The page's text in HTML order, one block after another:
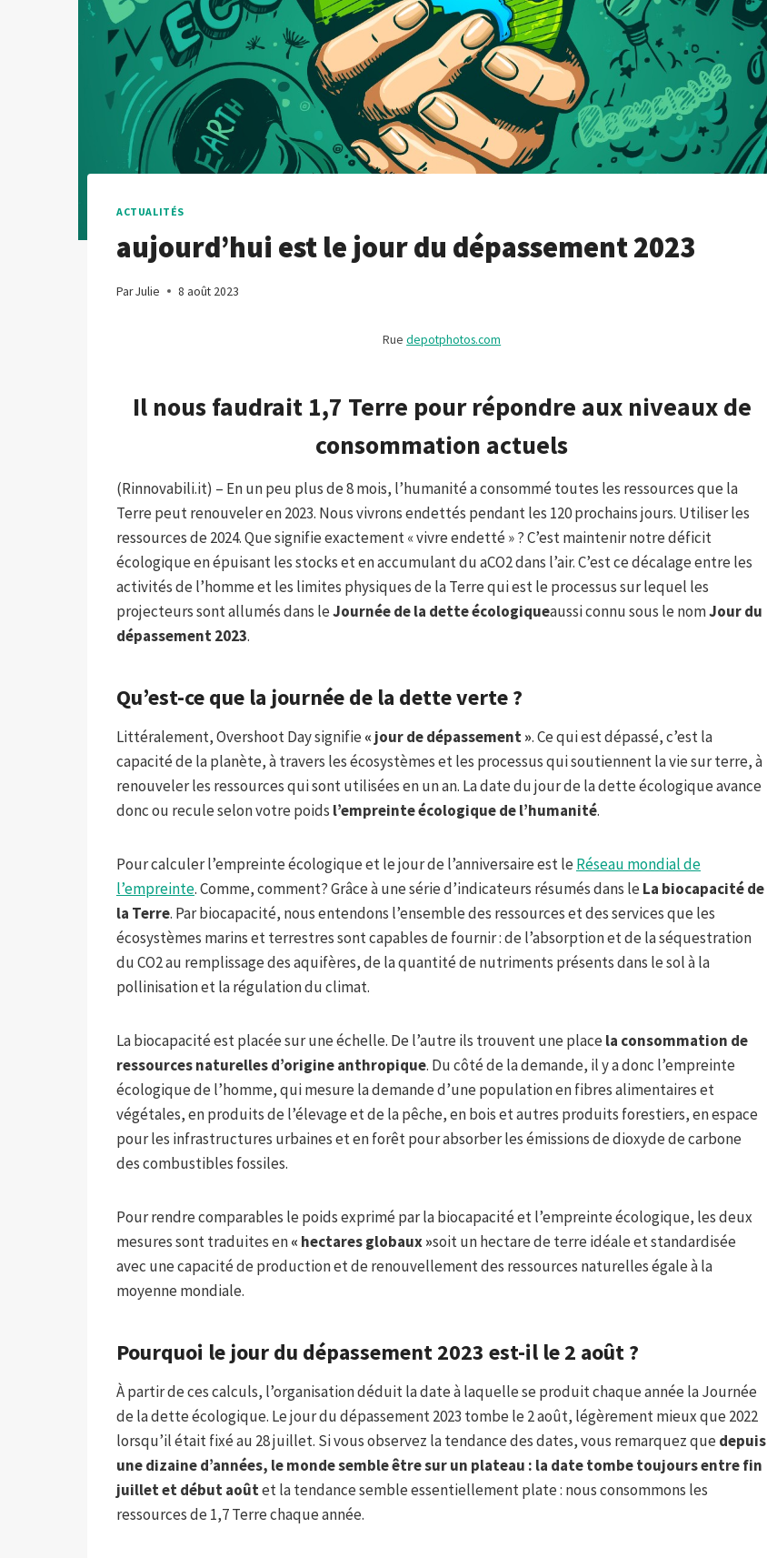
ACTUALITÉS
aujourd’hui est le jour du dépassement 2023
ParJulie 8 août 2023
Ruedepotphotos.com
Il nous faudrait 1,7 Terre pour répondre aux niveaux de
consommation actuels
(Rinnovabili.it) – En un peu plus de 8 mois, l’humanité a consommé toutes les ressources que la
Terre peut renouveler en 2023. Nous vivrons endettés pendant les 120 prochains jours. Utiliser les
ressources de 2024. Que signifie exactement « vivre endetté » ? C’est maintenir notre déficit
écologique en épuisant les stocks et en accumulant du aCO2 dans l’air. C’est ce décalage entre les
activités de l’homme et les limites physiques de la Terre qui est le processus sur lequel les
projecteurs sont allumés dans leJournée de la dette écologiqueaussi connu sous le nomJour du
dépassement 2023.
Qu’est-ce que la journée de la dette verte ?
Littéralement, Overshoot Day signifie « jour de dépassement ». Ce qui est dépassé, c’est la
capacité de la planète, à travers les écosystèmes et les processus qui soutiennent la vie sur terre, à
renouveler les ressources qui sont utilisées en un an. La date du jour de la dette écologique avance
donc ou recule selon votre poids l’empreinte écologique de l’humanité.
Pour calculer l’empreinte écologique et le jour de l’anniversaire est le Réseau mondial de
l’empreinte. Comme, comment? Grâce à une série d’indicateurs résumés dans le La biocapacité de
la Terre. Par biocapacité, nous entendons l’ensemble des ressources et des services que les
écosystèmes marins et terrestres sont capables de fournir : de l’absorption et de la séquestration
du CO2 au remplissage des aquifères, de la quantité de nutriments présents dans le sol à la
pollinisation et la régulation du climat.
La biocapacité est placée sur une échelle. De l’autre ils trouvent une place la consommation de
ressources naturelles d’origine anthropique. Du côté de la demande, il y a donc l’empreinte
écologique de l’homme, qui mesure la demande d’une population en fibres alimentaires et
végétales, en produits de l’élevage et de la pêche, en bois et autres produits forestiers, en espace
pour les infrastructures urbaines et en forêt pour absorber les émissions de dioxyde de carbone
des combustibles fossiles.
Pour rendre comparables le poids exprimé par la biocapacité et l’empreinte écologique, les deux
mesures sont traduites en« hectares globaux »soit un hectare de terre idéale et standardisée
avec une capacité de production et de renouvellement des ressources naturelles égale à la
moyenne mondiale.
Pourquoi le jour du dépassement 2023 est-il le 2 août ?
À partir de ces calculs, l’organisation déduit la date à laquelle se produit chaque année la Journée
de la dette écologique. Le jour du dépassement 2023 tombe le 2 août, légèrement mieux que 2022
lorsqu’il était fixé au 28 juillet. Si vous observez la tendance des dates, vous remarquez que depuis
une dizaine d’années, le monde semble être sur un plateau : la date tombe toujours entre fin
juillet et début aoûtet la tendance semble essentiellement plate : nous consommons les
ressources de 1,7 Terre chaque année.